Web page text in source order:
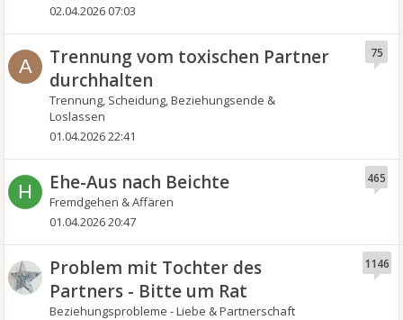
02.04.2026 07:03
A
Trennung vom toxischen Partner
durchhalten
Trennung, Scheidung, Beziehungsende &
Loslassen
75
01.04.2026 22:41
H Ehe-Aus nach Beichte
Fremdgehen & Affären
465
01.04.2026 20:47
Problem mit Tochter des
Partners - Bitte um Rat
Beziehungsprobleme - Liebe & Partnerschaft
1146